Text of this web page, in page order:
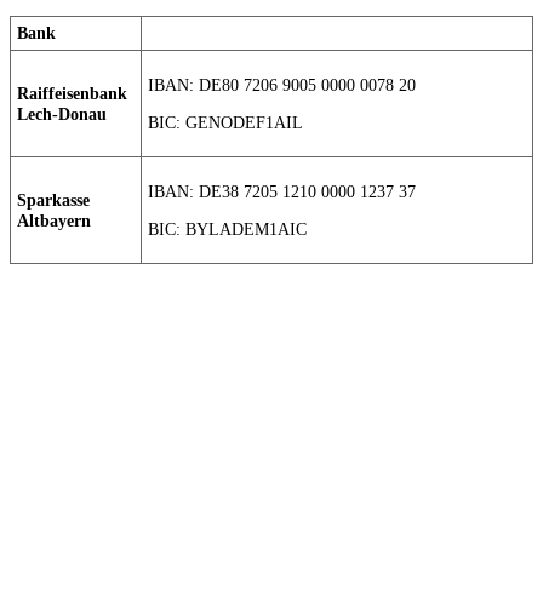
Bank
Raiffeisenbank
Lech-Donau
IBAN: DE80 7206 9005 0000 0078 20
BIC: GENODEF1AIL
Sparkasse
Altbayern
IBAN: DE38 7205 1210 0000 1237 37
BIC: BYLADEM1AIC